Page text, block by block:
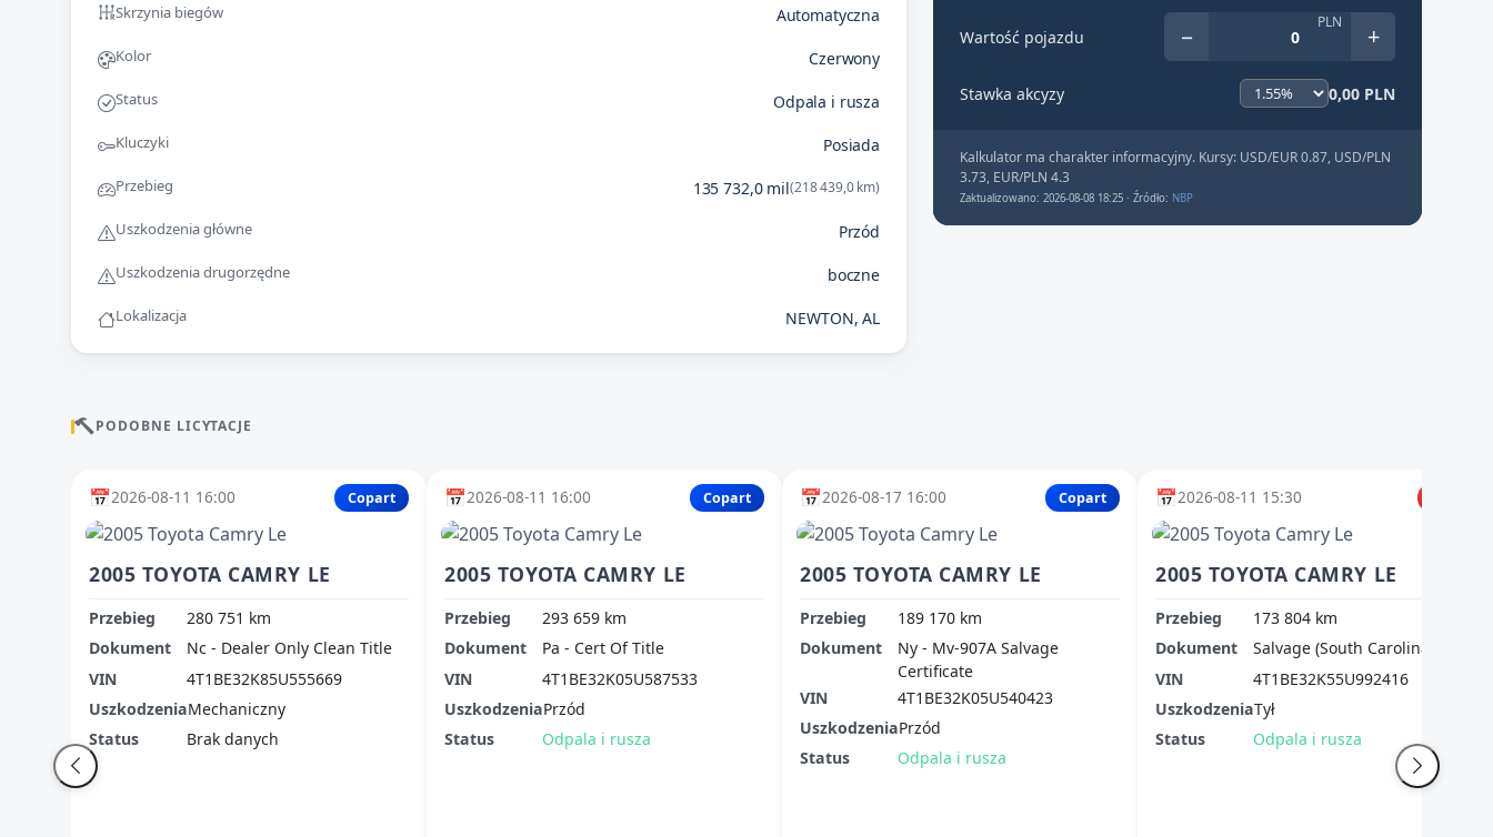
Skrzynia biegów Automatyczna
Kolor Czerwony
Status Odpala i rusza
Kluczyki Posiada
Przebieg 135 732,0 mil(218 439,0 km)
Uszkodzenia główne Przód
Uszkodzenia drugorzędne boczne
Lokalizacja NEWTON, AL
Wartość pojazdu − PLN +
Stawka akcyzy 0,00 PLN
Kalkulator ma charakter informacyjny. Kursy: USD/EUR 0.87, USD/PLN
3.73, EUR/PLN 4.3
Zaktualizowano: 2026-08-08 18:25 · Źródło: NBP
PODOBNE LICYTACJE
📅2026-08-11 16:00 Copart
2005 TOYOTA CAMRY LE
Przebieg
280 751 km
Dokument
Nc - Dealer Only Clean Title
VIN
4T1BE32K85U555669
UszkodzeniaMechaniczny
Status
Brak danych
📅2026-08-11 16:00 Copart
2005 TOYOTA CAMRY LE
Przebieg
293 659 km
Dokument
Pa - Cert Of Title
VIN
4T1BE32K05U587533
UszkodzeniaPrzód
Status
Odpala i rusza
📅2026-08-17 16:00 Copart
2005 TOYOTA CAMRY LE
Przebieg
189 170 km
Dokument
Ny - Mv-907A Salvage
Certificate
VIN
4T1BE32K05U540423
UszkodzeniaPrzód
Status
Odpala i rusza
📅2026-08-11 15:30
2005 TOYOTA CAMRY LE
Przebieg
173 804 km
Dokument
Salvage (South Carolina)
VIN
4T1BE32K55U992416
UszkodzeniaTył
Status
Odpala i rusza